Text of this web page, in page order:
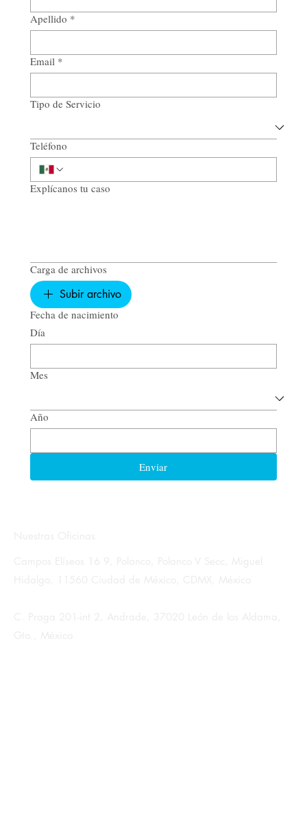
Apellido *
Email *
Tipo de Servicio
Teléfono
Explícanos tu caso
Carga de archivos
Subir archivo
Fecha de nacimiento
Día
Mes
Año
Enviar